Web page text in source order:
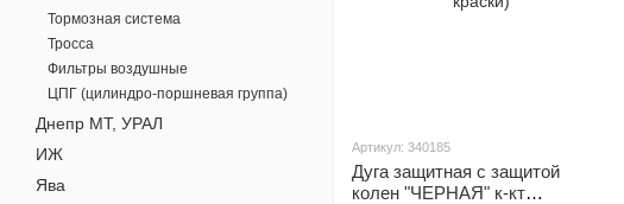
Артикул: 340185
Дуга защитная с защитой
колен "ЧЕРНАЯ" к-кт
Тормозная система
Тросса
Фильтры воздушные
ЦПГ (цилиндро-поршневая группа)
Днепр МТ, УРАЛ
ИЖ
Ява